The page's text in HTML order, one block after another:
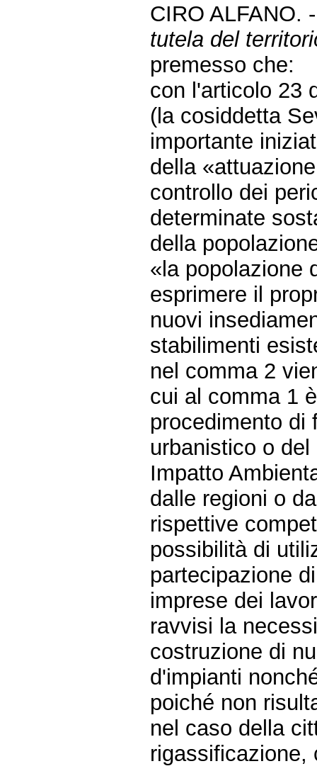
CIRO ALFANO.
tutela del
premesso che:
con l'articolo 23
(la cosiddetta
importante
della
controllo dei
determinate
della
«la popolazione
esprimere il
nuovi
stabilimenti
nel comma 2
cui al comma 1
procedimento di
urbanistico o
Impatto
dalle regioni o
rispettive
possibilità di
partecipazione
imprese dei
ravvisi la
costruzione di
d'impianti
poiché non
nel caso della
rigassificazione,